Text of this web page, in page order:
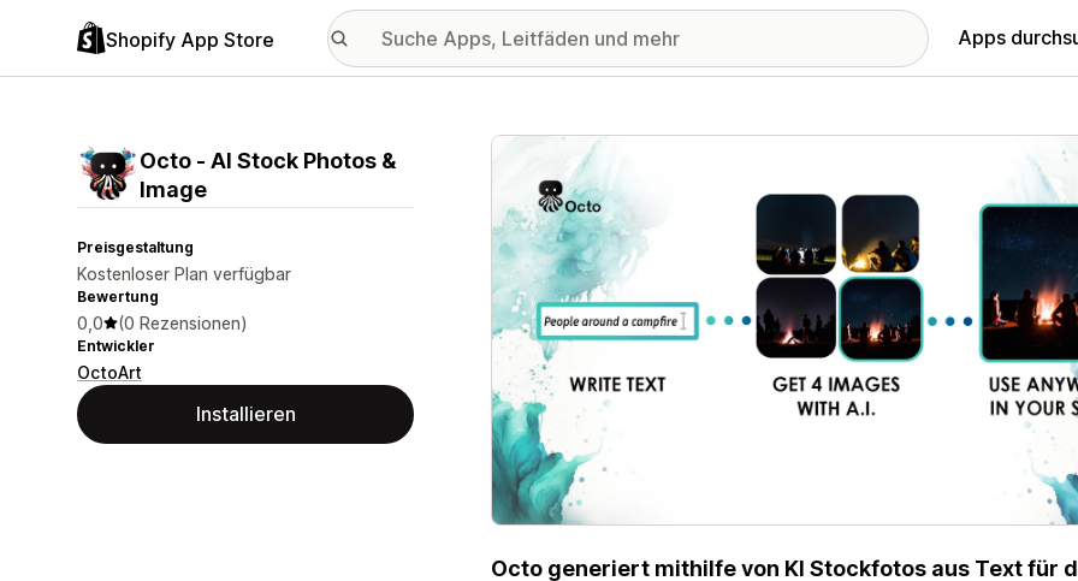
Shopify App Store Apps
Octo ‑ AI Stock Photos &
Image
Preisgestaltung
Kostenloser Plan verfügbar
Bewertung
0,0 (0 Rezensionen)
Entwickler
OctoArt
Installieren
Vorgestellte Bildergalerie
Octo generiert mithilfe von KI Stockfotos aus Text für